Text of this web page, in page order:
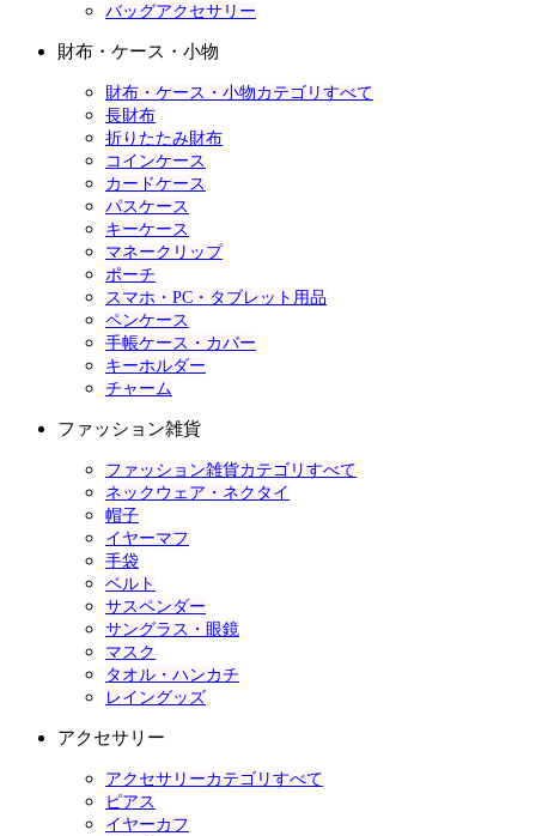
バッグアクセサリー
財布・ケース・小物
財布・ケース・小物カテゴリすべて
長財布
折りたたみ財布
コインケース
カードケース
パスケース
キーケース
マネークリップ
ポーチ
スマホ・PC・タブレット用品
ペンケース
手帳ケース・カバー
キーホルダー
チャーム
ファッション雑貨
ファッション雑貨カテゴリすべて
ネックウェア・ネクタイ
帽子
イヤーマフ
手袋
ベルト
サスペンダー
サングラス・眼鏡
マスク
タオル・ハンカチ
レイングッズ
アクセサリー
アクセサリーカテゴリすべて
ピアス
イヤーカフ